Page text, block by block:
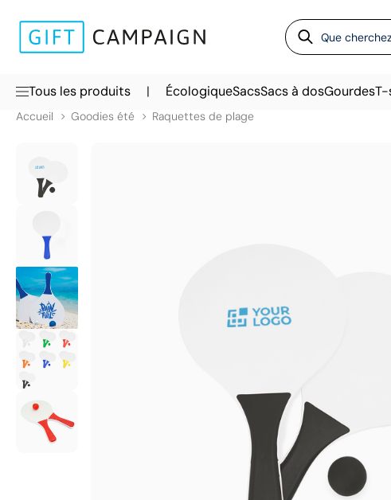
Tous les produits | ÉcologiqueSacsSacs à dosGourdes
Accueil Goodies été Raquettes de plage